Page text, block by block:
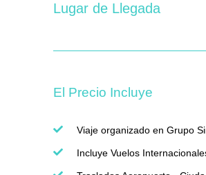
Lugar de Llegada
El Precio Incluye
Viaje organizado en Grupo
Incluye Vuelos